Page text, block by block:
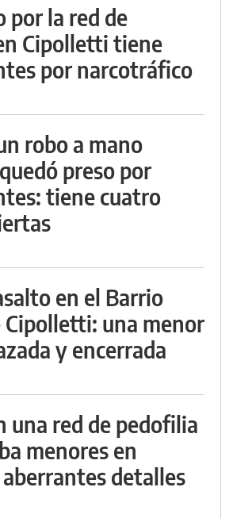
por la red de
Cipolletti tiene
por narcotráfico
robo a mano
preso por
tiene cuatro
en el Barrio
Cipolletti: una menor
y encerrada
una red de pedofilia
menores en
detalles